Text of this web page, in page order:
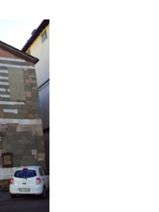
San Benedetto in